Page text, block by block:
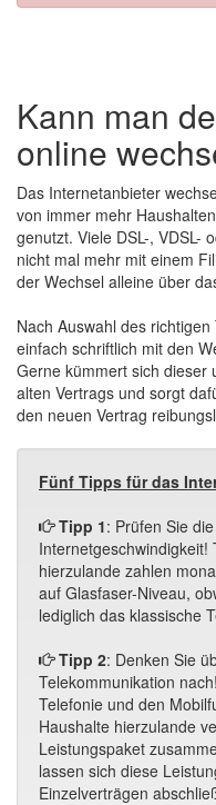
Kann man
online
Das Internetanbieter
von immer mehr
genutzt. Viele DSL-, VDSL-
nicht mal mehr mit einem
der Wechsel alleine über
Nach Auswahl des
einfach schriftlich mit den
Gerne kümmert sich dieser
alten Vertrags und sorgt
den neuen Vertrag
Fünf Tipps für das
Tipp 1: Prüfen Sie
Internetgeschwindigkeit!
hierzulande zahlen
auf Glasfaser-Niveau,
lediglich das klassische
Tipp 2: Denken Sie
Telekommunikation
Telefonie und den
Haushalte hierzulande
Leistungspaket
lassen sich diese
Einzelverträgen